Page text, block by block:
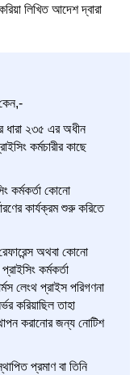
লিখিত আদেশ দ্বারা
ধারা ২৩৫ এর অধীন
কর্মচারীর কাছে
কর্মকর্তা কোনো
কার্যক্রম শুরু করিতে
অথবা কোনো
কর্মকর্তা
লেংথ প্রাইস পরিগণনা
করিয়াছিল তাহা
করানোর জন্য নোটিশ
প্রমাণ বা তিনি